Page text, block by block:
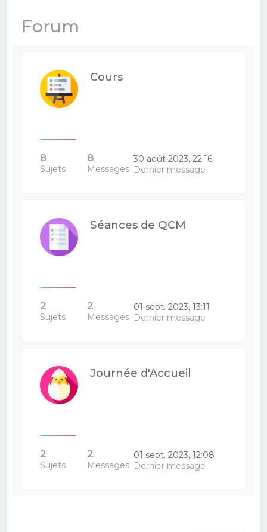
Forum
Cours
8
Sujets
8
Messages
30 août 2023, 22:16
Dernier message
Séances de QCM
2
Sujets
2
Messages
01 sept. 2023, 13:11
Dernier message
Journée d'Accueil
2
Sujets
2
Messages
01 sept. 2023, 12:08
Dernier message